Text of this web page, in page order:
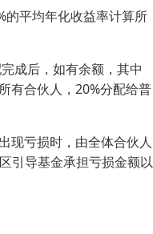
平均年化收益率计算所
成后，如有余额，其中
有合伙人，20%分配给普
现亏损时，由全体合伙人
引导基金承担亏损金额以